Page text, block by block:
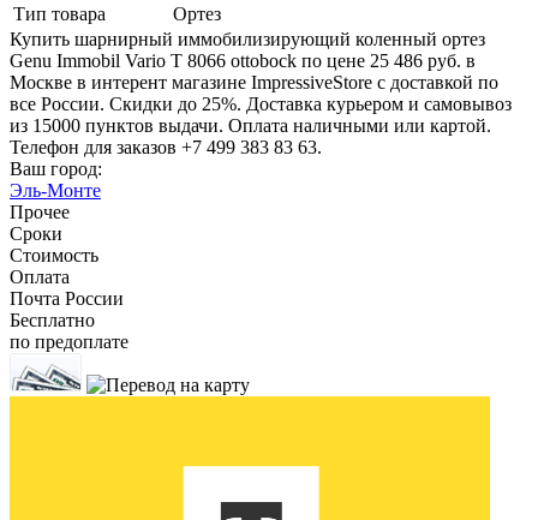
Тип товара
Ортез
Купить шарнирный иммобилизирующий коленный ортез
Genu Immobil Vario T 8066 ottobock по цене 25 486 руб. в
Москве в интерент магазине ImpressiveStore с доставкой по
все России. Скидки до 25%. Доставка курьером и самовывоз
из 15000 пунктов выдачи. Оплата наличными или картой.
Телефон для заказов +7 499 383 83 63.
Ваш город:
Эль-Монте
Прочее
Сроки
Стоимость
Оплата
Почта России
Бесплатно
по предоплате